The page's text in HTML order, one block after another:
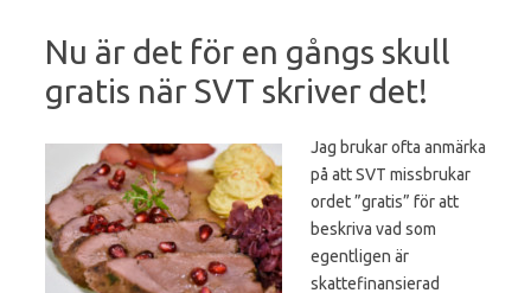
Nu är det för en gångs skull
gratis när SVT skriver det!
Jag brukar ofta anmärka
på att SVT missbrukar
ordet ”gratis” för att
beskriva vad som
egentligen är
skattefinansierad